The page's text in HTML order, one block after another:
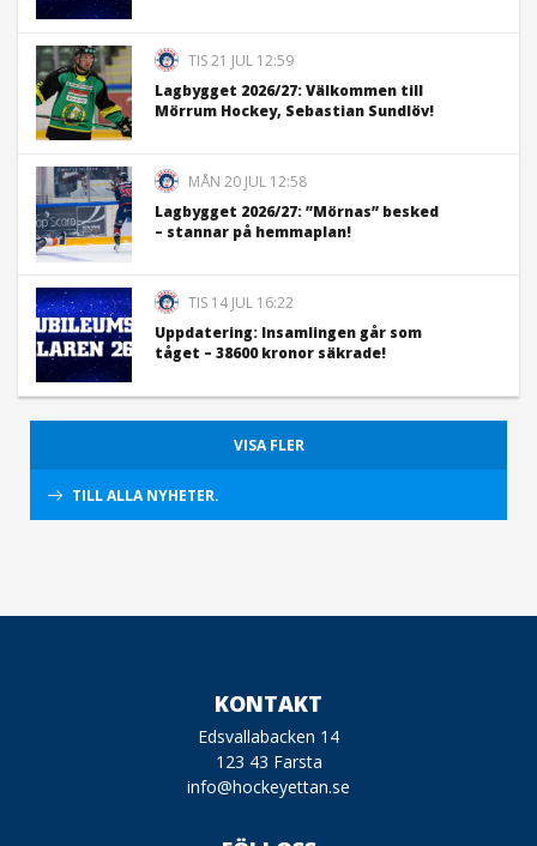
TIS 21 JUL 12:59
Lagbygget 2026/27: Välkommen till
Mörrum Hockey, Sebastian Sundlöv!
MÅN 20 JUL 12:58
Lagbygget 2026/27: ”Mörnas” besked
– stannar på hemmaplan!
TIS 14 JUL 16:22
Uppdatering: Insamlingen går som
tåget – 38600 kronor säkrade!
VISA FLER
TILL ALLA NYHETER.
KONTAKT
Edsvallabacken 14
123 43 Farsta
info@hockeyettan.se